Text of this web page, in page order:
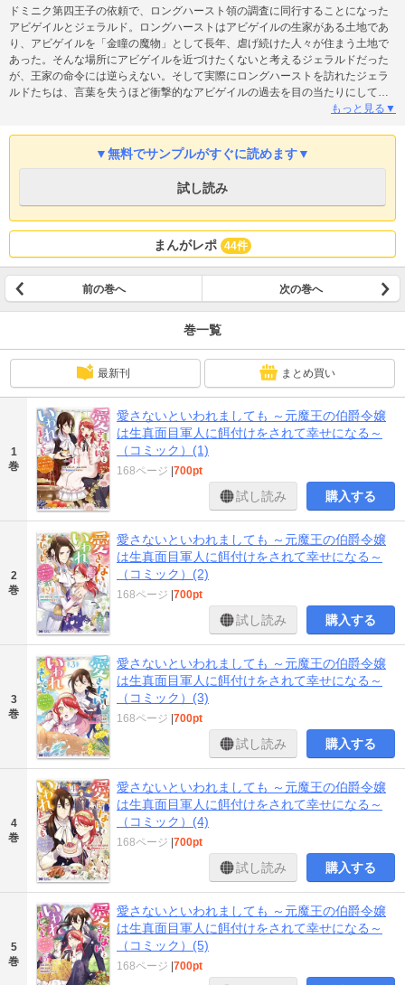
ドミニク第四王子の依頼で、ロングハースト領の調査に同行することになった
アビゲイルとジェラルド。ロングハーストはアビゲイルの生家がある土地であ
り、アビゲイルを「金瞳の魔物」として長年、虐げ続けた人々が住まう土地で
あった。そんな場所にアビゲイルを近づけたくないと考えるジェラルドだった
が、王家の命令には逆らえない。そして実際にロングハーストを訪れたジェラ
ルドたちは、言葉を失うほど衝撃的なアビゲイルの過去を目の当たりにしてし
もっと見る▼
▼無料でサンプルがすぐに読めます▼
試し読み
まんがレポ 44件
前の巻へ 次の巻へ
巻一覧
最新刊 まとめ買い
1
巻
愛さないといわれましても ～元魔王の伯爵令嬢
は生真面目軍人に餌付けをされて幸せになる～
（コミック）(1)
168ページ 700pt
試し読み 購入する
2
巻
愛さないといわれましても ～元魔王の伯爵令嬢
は生真面目軍人に餌付けをされて幸せになる～
（コミック）(2)
168ページ 700pt
試し読み 購入する
3
巻
愛さないといわれましても ～元魔王の伯爵令嬢
は生真面目軍人に餌付けをされて幸せになる～
（コミック）(3)
168ページ 700pt
試し読み 購入する
4
巻
愛さないといわれましても ～元魔王の伯爵令嬢
は生真面目軍人に餌付けをされて幸せになる～
（コミック）(4)
168ページ 700pt
試し読み 購入する
5
巻
愛さないといわれましても ～元魔王の伯爵令嬢
は生真面目軍人に餌付けをされて幸せになる～
（コミック）(5)
168ページ 700pt